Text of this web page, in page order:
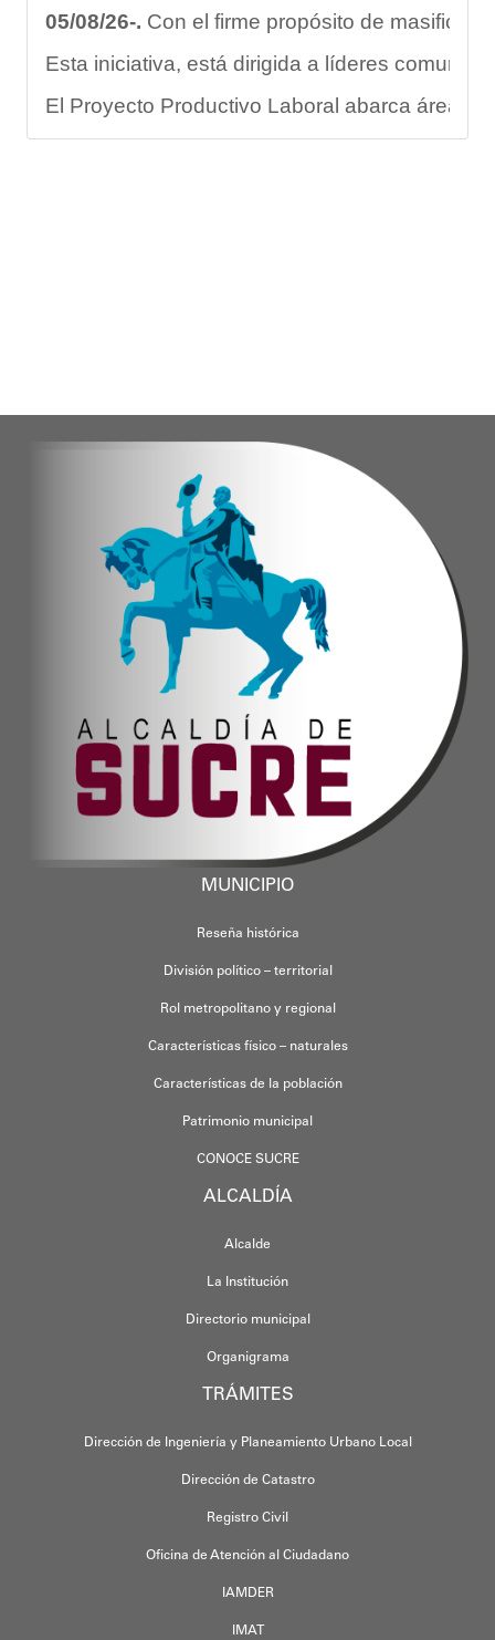
05/08/26-. Con el firme propósito de masificar
Esta iniciativa, está dirigida a líderes
El Proyecto Productivo Laboral abarca áreas
Este programa no solo abarca el rendimiento
MUNICIPIO
Reseña histórica
División político – territorial
Rol metropolitano y regional
Características físico – naturales
Características de la población
Patrimonio municipal
CONOCE SUCRE
ALCALDÍA
Alcalde
La Institución
Directorio municipal
Organigrama
TRÁMITES
Dirección de Ingeniería y Planeamiento Urbano Local
Dirección de Catastro
Registro Civil
Oficina de Atención al Ciudadano
IAMDER
IMAT